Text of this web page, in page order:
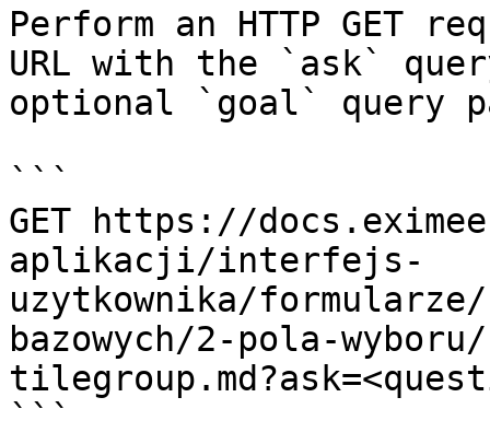
Perform an HTTP GET
URL with the `ask`
optional `goal` query
```
GET https://
aplikacji/interfejs-
uzytkownika/
bazowych/2-pola-
```